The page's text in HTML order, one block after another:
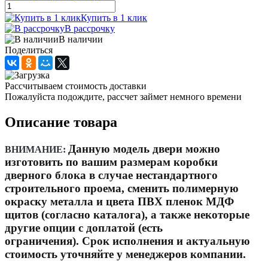
Купить в 1 клик
В рассрочку
В наличии
Поделиться
Рассчитываем стоимость доставки
Пожалуйста подождите, рассчет займет немного времени
Описание товара
ВНИМАНИЕ: Данную модель двери можно
изготовить по вашим размерам коробки
дверного блока в случае нестандартного
строительного проема, сменить полимерную
окраску металла и цвета ПВХ пленок МДФ
щитов (согласно каталога), а также некоторые
другие опции с доплатой (есть
ограничения). Срок исполнения и актуальную
стоимость уточняйте у менеджеров компании.